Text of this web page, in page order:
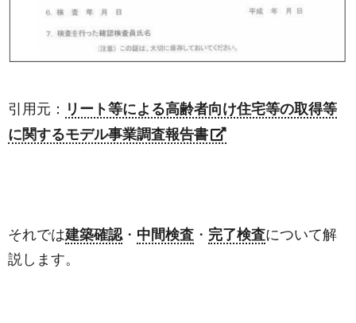
引用元： リート等による高齢者向け住宅等の取得等
に関するモデル事業調査報告書
それでは建築確認・ 中間検査 ・ 完了検査について解
説します。